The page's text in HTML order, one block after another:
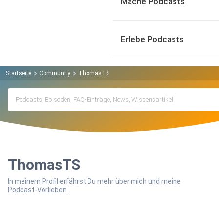
Erlebe Podcasts
Startseite Community ThomasTS
ThomasTS
In meinem Profil erfährst Du mehr über mich und meine
Podcast-Vorlieben.